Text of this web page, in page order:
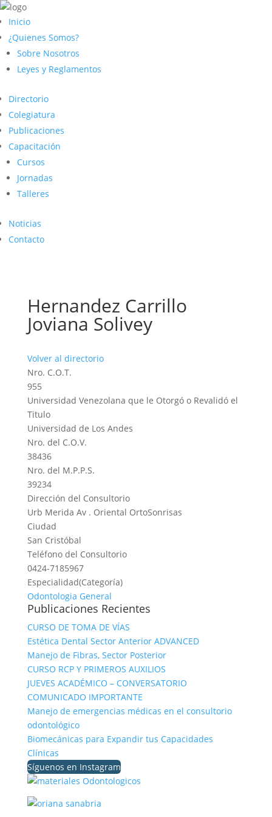
Inicio
¿Quienes Somos?
Sobre Nosotros
Leyes y Reglamentos
Directorio
Colegiatura
Publicaciones
Capacitación
Cursos
Jornadas
Talleres
Noticias
Contacto
Hernandez Carrillo
Joviana Solivey
Volver al directorio
Nro. C.O.T.
955
Universidad Venezolana que le Otorgó o Revalidó el
Titulo
Universidad de Los Andes
Nro. del C.O.V.
38436
Nro. del M.P.P.S.
39234
Dirección del Consultorio
Urb Merida Av . Oriental OrtoSonrisas
Ciudad
San Cristóbal
Teléfono del Consultorio
0424-7185967
Especialidad(Categoría)
Odontologia General
Publicaciones Recientes
CURSO DE TOMA DE VÍAS
Estética Dental Sector Anterior ADVANCED
Manejo de Fibras, Sector Posterior
CURSO RCP Y PRIMEROS AUXILIOS
JUEVES ACADÉMICO – CONVERSATORIO
COMUNICADO IMPORTANTE
Manejo de emergencias médicas en el consultorio
odontológico
Biomecánicas para Expandir tus Capacidades
Clínicas
Síguenos en Instagram